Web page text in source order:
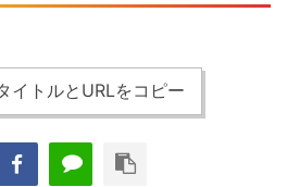
イトルとURLをコピー